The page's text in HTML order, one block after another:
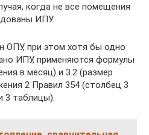
когда не все помещения
ИПУ.
ОПУ, при этом хотя бы одно
ИПУ, применяются формулы
в месяц) и 3.2 (размер
2 Правил 354 (столбец 3
3 таблицы).